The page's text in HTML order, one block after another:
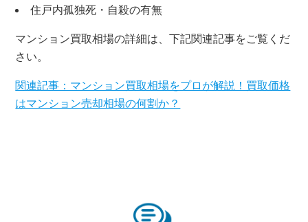
無料査定・売却相談
10時～18時/水曜日定休
東京本社 0120-900-881
住戸内孤独死・自殺の有無
マンション買取相場の詳細は、下記関連記事をご覧くだ
さい。
関連記事：マンション買取相場をプロが解説！買取価格
はマンション売却相場の何割か？